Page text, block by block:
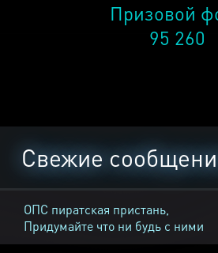
Призовой
95 260
Свежие
ОПС пиратская пристань,
Придумайте что ни будь с ними